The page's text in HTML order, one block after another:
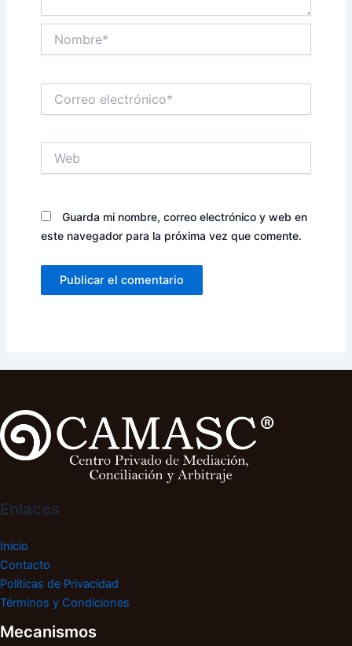
electrónico*
Guarda mi nombre, correo electrónico y web en
este navegador para la próxima vez que comente.
Enlaces
Inicio
Contacto
Políticas de Privacidad
Términos y Condiciones
Mecanismos